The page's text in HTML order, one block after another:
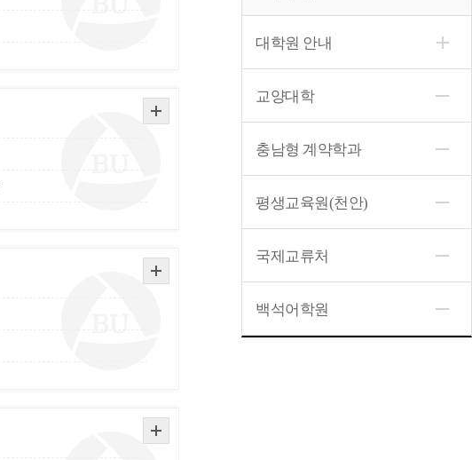
대학원 안내
교양대학
충남형 계약학과
평생교육원(천안)
국제교류처
백석어학원